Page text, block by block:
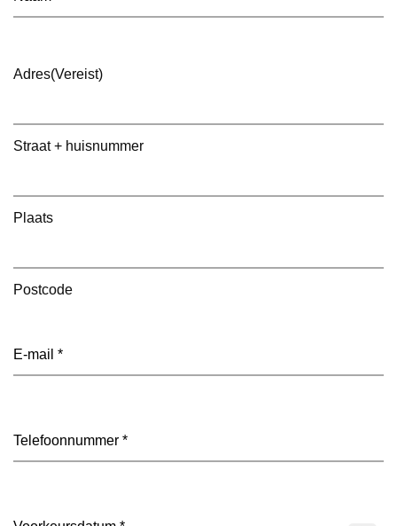
Adres(Vereist)
Straat + huisnummer
Plaats
Postcode
E-
Telefoon
Datum (Vereist)